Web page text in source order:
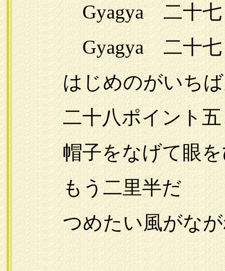
Gyagya 二十七
Gyagya 二十七
はじめのがいちばん
二十八ポイント五と
帽子をなげて眼を
もう二里半だ
つめたい風がなが